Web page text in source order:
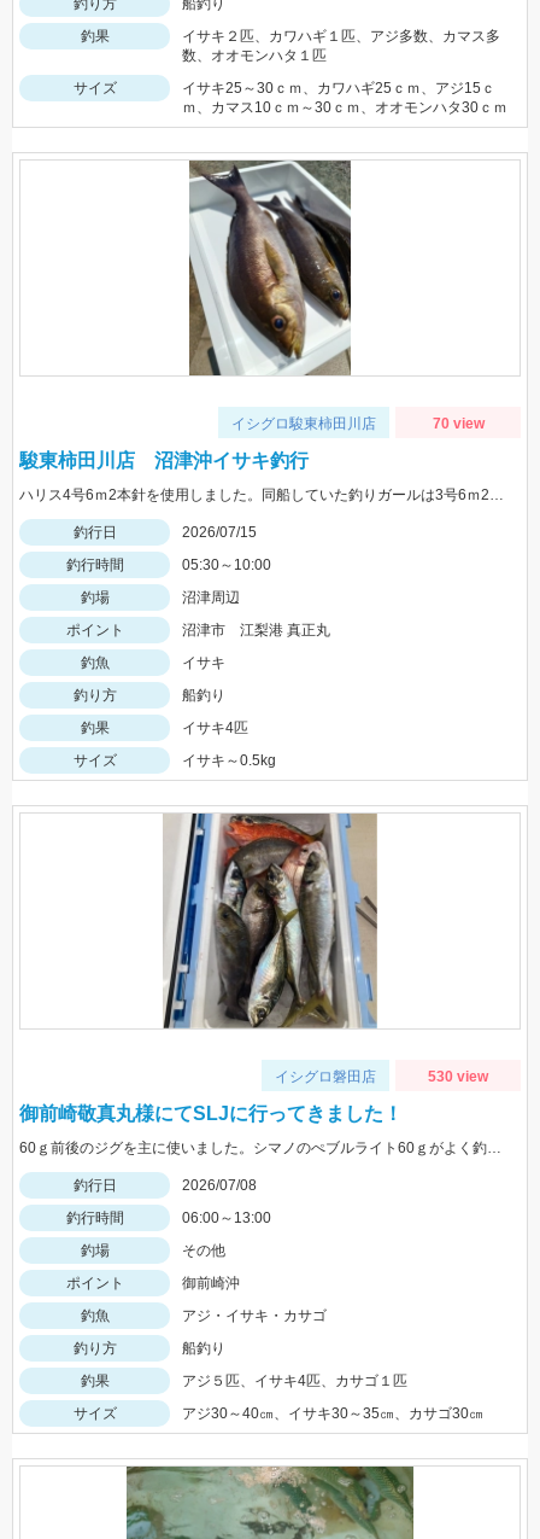
釣り方
船釣り
釣果
イサキ２匹、カワハギ１匹、アジ多数、カマス多
数、オオモンハタ１匹
サイズ
イサキ25～30ｃｍ、カワハギ25ｃｍ、アジ15ｃ
ｍ、カマス10ｃｍ～30ｃｍ、オオモンハタ30ｃｍ
イシグロ駿東柿田川店 70 view
駿東柿田川店 沼津沖イサキ釣行
ハリス4号6ｍ2本針を使用しました。同船していた釣りガールは3号6ｍ2本針でマダイ6.4kgを釣っていました！
釣行日
2026/07/15
釣行時間
05:30～10:00
釣場
沼津周辺
ポイント
沼津市 江梨港 真正丸
釣魚
イサキ
釣り方
船釣り
釣果
イサキ4匹
サイズ
イサキ～0.5kg
イシグロ磐田店 530 view
御前崎敬真丸様にてSLJに行ってきました！
60ｇ前後のジグを主に使いました。シマノのぺブルライト60ｇがよく釣れました。御前崎のジギングは敬真丸様がおススメです。
釣行日
2026/07/08
釣行時間
06:00～13:00
釣場
その他
ポイント
御前崎沖
釣魚
アジ・イサキ・カサゴ
釣り方
船釣り
釣果
アジ５匹、イサキ4匹、カサゴ１匹
サイズ
アジ30～40㎝、イサキ30～35㎝、カサゴ30㎝